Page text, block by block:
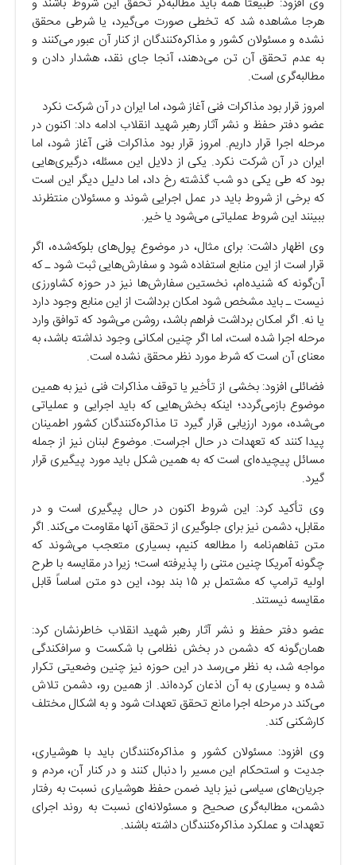
هرجا مشاهده شد که تخطی صورت می‌گیرد، یا شرطی محقق
نشده و مسئولان کشور و مذاکره‌کنندگان از کنار آن عبور می‌کنند و
به عدم تحقق آن تن می‌دهند، آنجا جای نقد، هشدار دادن و
مطالبه‌گری است.
امروز قرار بود مذاکرات فنی آغاز شود، اما ایران در آن شرکت نکرد
عضو دفتر حفظ و نشر آثار رهبر شهید انقلاب ادامه داد: اکنون در
مرحله اجرا قرار داریم. امروز قرار بود مذاکرات فنی آغاز شود، اما
ایران در آن شرکت نکرد. یکی از دلایل این مسئله، درگیری‌هایی
بود که طی یکی دو شب گذشته رخ داد، اما دلیل دیگر این است
که برخی از شروط باید در عمل اجرایی شوند و مسئولان منتظرند
ببینند این شروط عملیاتی می‌شود یا خیر.
وی اظهار داشت: برای مثال، در موضوع پول‌های بلوکه‌شده، اگر
قرار است از این منابع استفاده شود و سفارش‌هایی ثبت شود ـ که
آن‌گونه که شنیده‌ام، نخستین سفارش‌ها نیز در حوزه کشاورزی
نیست ـ باید مشخص شود امکان برداشت از این منابع وجود دارد
یا نه. اگر امکان برداشت فراهم باشد، روشن می‌شود که توافق وارد
مرحله اجرا شده است، اما اگر چنین امکانی وجود نداشته باشد، به
معنای آن است که شرط مورد نظر محقق نشده است.
فضائلی افزود: بخشی از تأخیر یا توقف مذاکرات فنی نیز به همین
موضوع بازمی‌گردد؛ اینکه بخش‌هایی که باید اجرایی و عملیاتی
می‌شده، مورد ارزیابی قرار گیرد تا مذاکره‌کنندگان کشور اطمینان
پیدا کنند که تعهدات در حال اجراست. موضوع لبنان نیز از جمله
مسائل پیچیده‌ای است که به همین شکل باید مورد پیگیری قرار
گیرد.
وی تأکید کرد: این شروط اکنون در حال پیگیری است و در
مقابل، دشمن نیز برای جلوگیری از تحقق آنها مقاومت می‌کند. اگر
متن تفاهم‌نامه را مطالعه کنیم، بسیاری متعجب می‌شوند که
چگونه آمریکا چنین متنی را پذیرفته است؛ زیرا در مقایسه با طرح
اولیه ترامپ که مشتمل بر ۱۵ بند بود، این دو متن اساساً قابل
مقایسه نیستند.
عضو دفتر حفظ و نشر آثار رهبر شهید انقلاب خاطرنشان کرد:
همان‌گونه که دشمن در بخش نظامی با شکست و سرافکندگی
مواجه شد، به نظر می‌رسد در این حوزه نیز چنین وضعیتی تکرار
شده و بسیاری به آن اذعان کرده‌اند. از همین رو، دشمن تلاش
می‌کند در مرحله اجرا مانع تحقق تعهدات شود و به اشکال مختلف
کارشکنی کند.
وی افزود: مسئولان کشور و مذاکره‌کنندگان باید با هوشیاری،
جدیت و استحکام این مسیر را دنبال کنند و در کنار آن، مردم و
جریان‌های سیاسی نیز باید ضمن حفظ هوشیاری نسبت به رفتار
دشمن، مطالبه‌گری صحیح و مسئولانه‌ای نسبت به روند اجرای
تعهدات و عملکرد مذاکره‌کنندگان داشته باشند.